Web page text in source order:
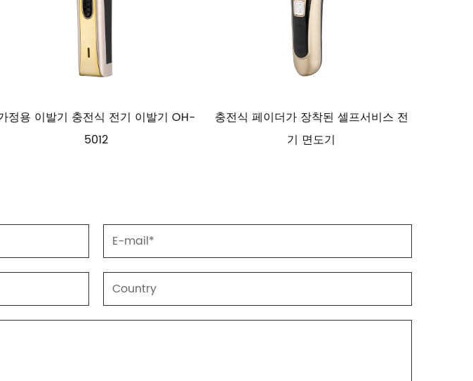
충전식 페이더가 장착된 셀프서비스 전
기 면도기
가정용 이발기 전동 이발기